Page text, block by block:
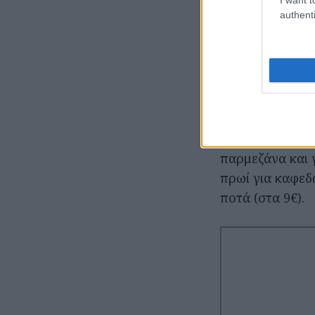
αλλά κράτησε
οποία τα
πρέπει για
εκτός των
παρμεζάνα και
πρωί για
ποτά (στα 9€).